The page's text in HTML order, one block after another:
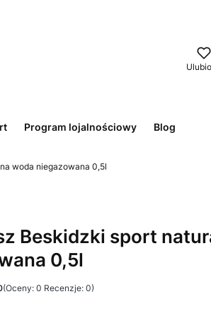
Program lojalnościowy Blog
woda niegazowana 0,5l
Beskidzki sport
0,5l
(Oceny: 0 Recenzje: 0)